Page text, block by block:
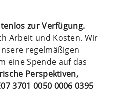
zur Verfügung.
Arbeit und Kosten. Wir
regelmäßigen
eine Spende auf das
Perspektiven,
3701 0050 0006 0395